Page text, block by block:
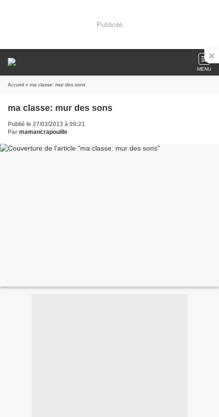
Publicité
MENU
Accueil » ma classe: mur des sons
ma classe: mur des sons
Publié le 27/03/2013 à 09:21
Par mamancrapouille